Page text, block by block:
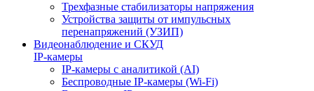
Трехфазные стабилизаторы напряжения
Устройства защиты от импульсных
перенапряжений (УЗИП)
Видеонаблюдение и СКУД
IP-камеры
IP-камеры с аналитикой (AI)
Беспроводные IP-камеры (Wi-Fi)